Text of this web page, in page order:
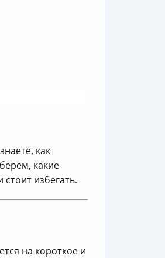
как
какие
избегать.
на короткое и